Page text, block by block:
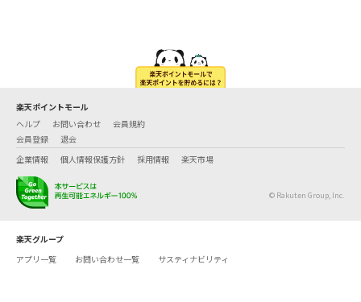
楽天ポイントモール
ヘルプ
お問い合わせ
会員規約
会員登録
退会
企業情報
個人情報保護方針 採用情報 楽天市場
© Rakuten Group, Inc.
楽天グループ
アプリ一覧
お問い合わせ一覧 サスティナビリティ